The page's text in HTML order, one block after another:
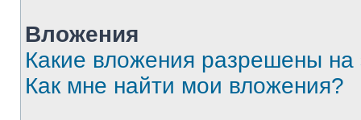
Вложения
Какие вложения разрешены
Как мне найти мои вложения?